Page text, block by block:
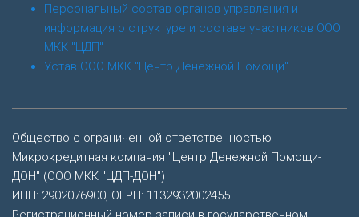
Персональный состав органов управления и
информация о структуре и составе участников ООО
МКК "ЦДП"
Устав ООО МКК "Центр Денежной Помощи"
Общество с ограниченной ответственностью
Микрокредитная компания "Центр Денежной Помощи-
ДОН" (ООО МКК "ЦДП-ДОН")
ИНН: 2902076900, ОГРН: 1132932002455